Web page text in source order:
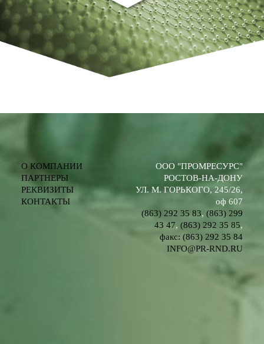
О КОМПАНИИ
ПАРТНЕРЫ
РЕКВИЗИТЫ
КОНТАКТЫ
ООО "ПРОМРЕСУРС"
РОСТОВ-НА-ДОНУ
УЛ. М. ГОРЬКОГО, 245/26,
оф 607
(863) 292 35 83,(863) 299
43 47,(863) 292 35 85,
факс: (863) 292 35 84
INFO@PR-RND.RU